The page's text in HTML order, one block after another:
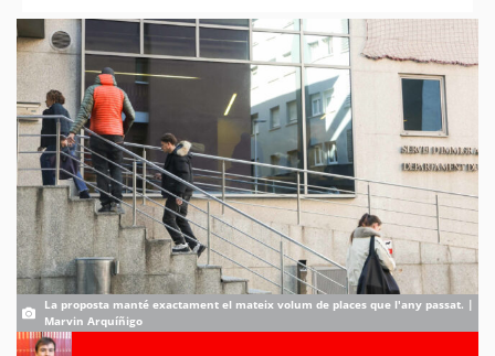
La proposta manté exactament el mateix volum de places que l'any passat. |
Marvin Arquíñigo